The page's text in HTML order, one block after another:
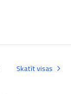
Skatīt visas